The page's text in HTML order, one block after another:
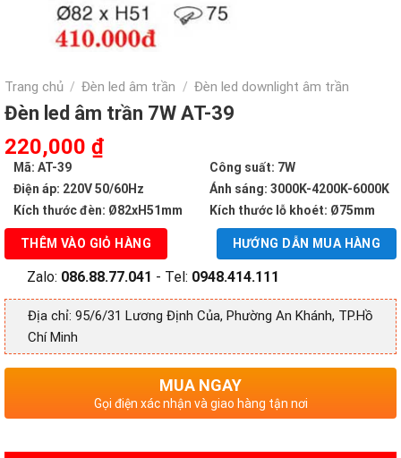
Trang chủ / Đèn led âm trần / Đèn led downlight âm trần
Đèn led âm trần 7W AT-39
Giá
gốc
là:
410,000 ₫.
220,000 ₫Giá
tại
là:
220,000 ₫.
Mã: AT-39
Công suất: 7W
Điện áp: 220V 50/60Hz
Ánh sáng: 3000K-4200K-6000K
Kích thước đèn: Ø82xH51mm
Kích thước lỗ khoét: Ø75mm
HƯỚNG DẪN MUA HÀNG
THÊM VÀO GIỎ HÀNG
Zalo: 086.88.77.041 - Tel: 0948.414.111
Địa chỉ: 95/6/31 Lương Định Của, Phường An Khánh, TP.Hồ
Chí Minh
MUA NGAY
Gọi điện xác nhận và giao hàng tận nơi